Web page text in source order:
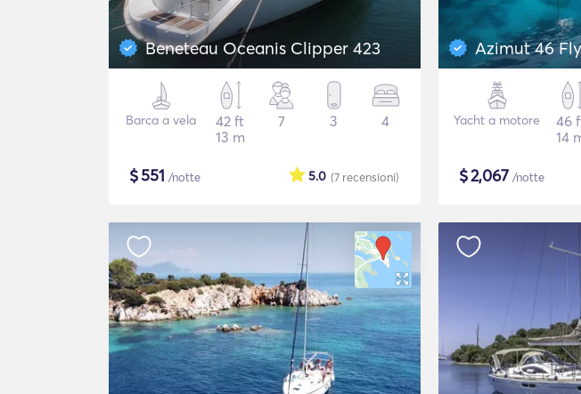
Beneteau Oceanis Clipper 423
Barca a vela
42 ft
13 m
7 3 4
$551 /notte (7 recensioni)
5.0
Azimut 46
Yacht a motore
46
14
$2,067 /notte